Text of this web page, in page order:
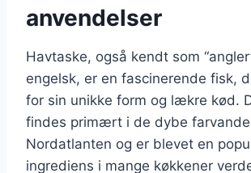
anvendelser
Havtaske, også kendt som
engelsk, er en fascinerende fisk,
for sin unikke form og lækre kød.
findes primært i de dybe
Nordatlanten og er blevet en
ingrediens i mange køkkener